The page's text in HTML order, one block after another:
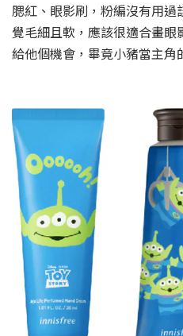
腮紅、眼影刷，粉編沒有用
覺毛細且軟，應該很適合畫
給他個機會，畢竟小豬當主角